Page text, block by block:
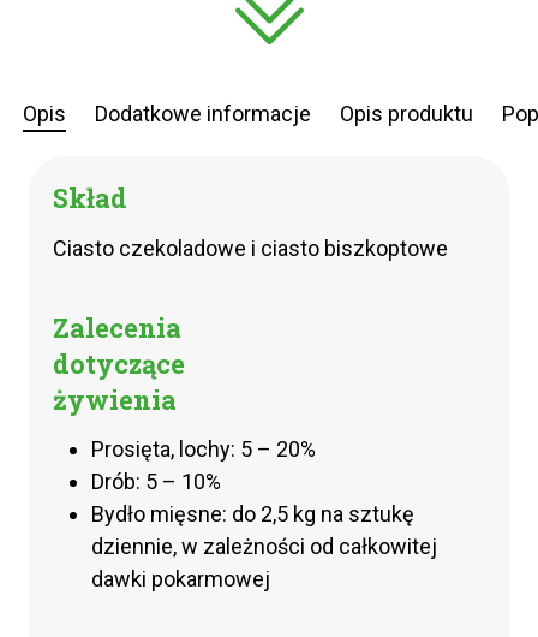
Opis Dodatkowe informacje Opis produktu
Skład
Ciasto czekoladowe i ciasto biszkoptowe
Zalecenia
dotyczące
żywienia
Prosięta, lochy: 5 – 20%
Drób: 5 – 10%
Bydło mięsne: do 2,5 kg na sztukę
dziennie, w zależności od całkowitej
dawki pokarmowej